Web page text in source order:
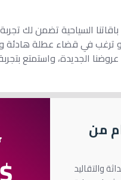
السياحية تضمن لك
ترغب في قضاء عطلة هادئة
الجديدة، واستمتع
| 7 أيام من
الحداثة والتقاليد